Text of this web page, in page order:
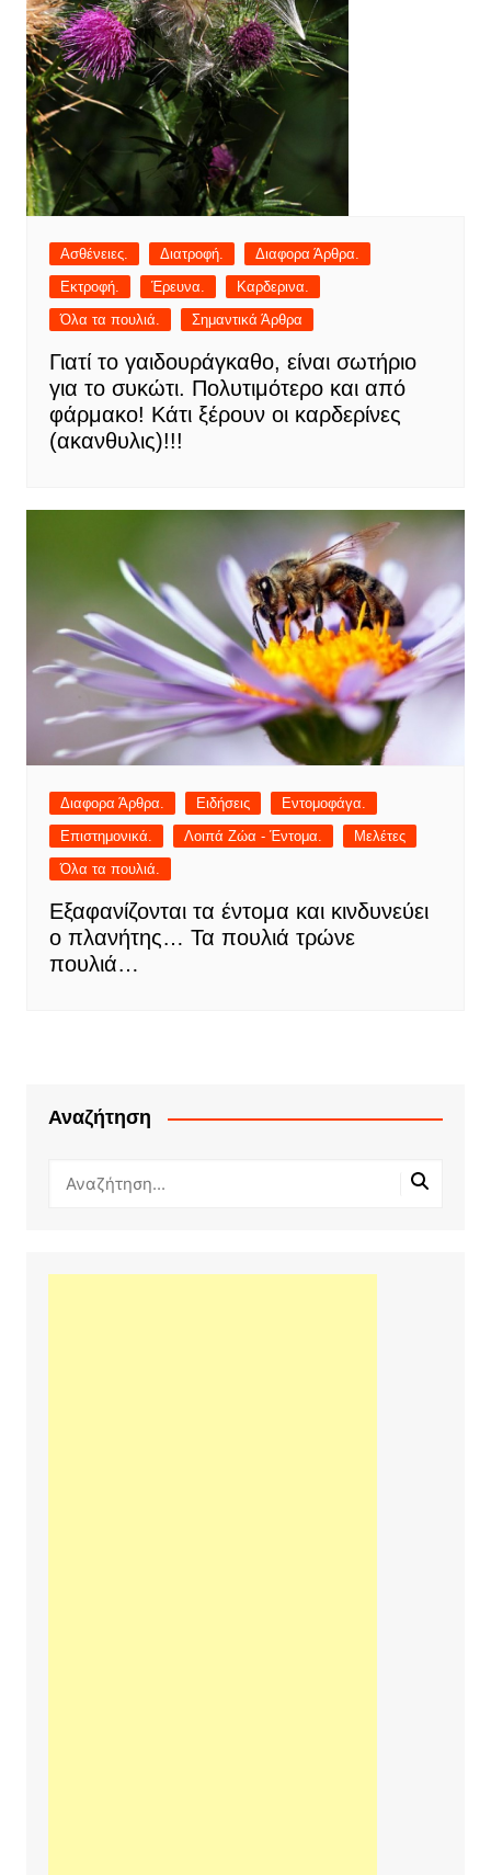
Ασθένειες. Διατροφή.
Διαφορα Άρθρα.
Εκτροφή.
Έρευνα.
Καρδερινα.
Όλα τα πουλιά.
Σημαντικά Άρθρα
Γιατί το γαιδουράγκαθο, είναι σωτήριο
για το συκώτι. Πολυτιμότερο και από
φάρμακο! Κάτι ξέρουν οι καρδερίνες
(ακανθυλις)!!!
Διαφορα Άρθρα. Ειδήσεις
Εντομοφάγα.
Επιστημονικά.
Λοιπά Ζώα - Έντομα.
Μελέτες
Όλα τα πουλιά.
Εξαφανίζονται τα έντομα και κινδυνεύει
ο πλανήτης… Τα πουλιά τρώνε
πουλιά…
Αναζήτηση